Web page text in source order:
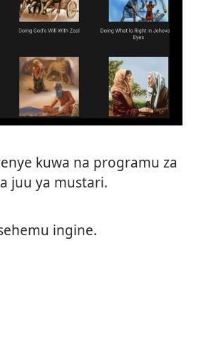
kuwa na programu za
juu ya mustari.
ingine.